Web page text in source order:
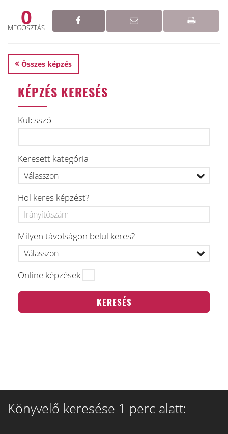
0
MEGOSZTÁS
Összes képzés
KÉPZÉS KERESÉS
Kulcsszó
Keresett kategória
Hol keres képzést?
Milyen távolságon belül keres?
Online képzések
Könyvelő keresése 1 perc alatt: